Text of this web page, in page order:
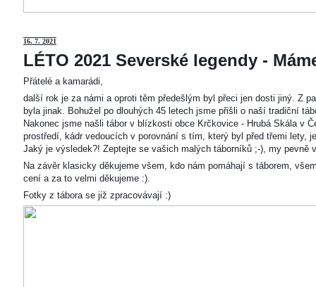
16. 7. 2021
LÉTO 2021 Severské legendy -
Přátelé a kamarádi,
další rok je za námi a oproti těm předešlým byl přeci jen dosti jiný. Z
byla jinak. Bohužel po dlouhých 45 letech jsme přišli o naší tradiční
Nakonec jsme našli tábor v blízkosti obce Krčkovice - Hrubá Skála v
prostředí, kádr vedoucích v porovnání s tím, který byl před třemi lety,
Jaký je výsledek?! Zeptejte se vašich malých táborníků ;-), my pevně
Na závěr klasicky děkujeme všem, kdo nám pomáhají s táborem,
cení a za to velmi děkujeme :).
Fotky z tábora se již zpracovávají :)